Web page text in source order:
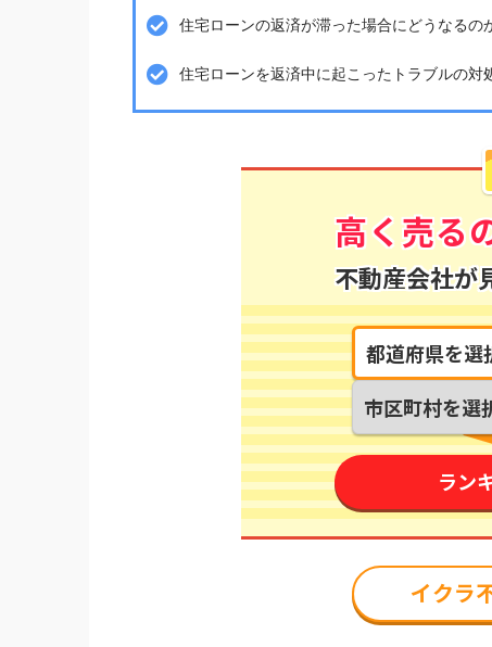
住宅ローンの返済が滞った場合にどうなるの
住宅ローンを返済中に起こったトラブルの対